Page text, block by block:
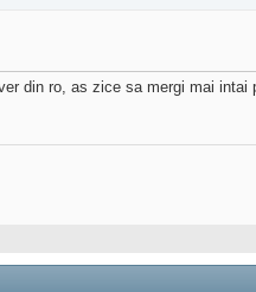
din ro, as zice sa mergi mai